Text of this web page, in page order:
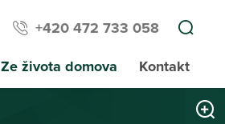
+420 472 733 058
Ze života domova Kontakt